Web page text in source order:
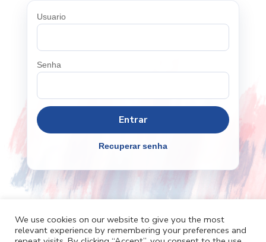
Usuario
Senha
Recuperar senha
Cafh.org Cafh App
Contatos
We use cookies on our website to give you the most
relevant experience by remembering your preferences and